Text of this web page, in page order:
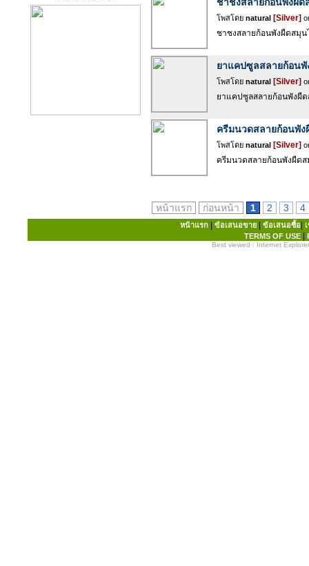
โพสโดย natural [Silver]
ชาชงสลายก้อนพังผืดสมุ
ยาแคปซูลสลายก้อนพั
โพสโดย natural [Silver]
ยาแคปซูลสลายก้อนพังผื
ครีมนวดสลายก้อนพัง
โพสโดย natural [Silver]
ครีมนวดสลายก้อนพังผืด
หน้าแรก ก่อนหน้า 1 2 3 4
หน้าแรก| ข้อเสนอขาย| ข้อเสนอซื้อ
TERMS OF USE|
Best viewed : Internet